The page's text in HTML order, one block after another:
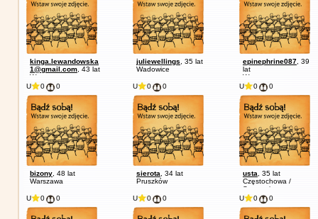
kinga.lewandowska
1@gmail.com , 43 lat
Warszawa
juliewellings , 35 lat
Wadowice
epinephrine087 , 39
lat
Warszawa
U
0 0
bizony , 48 lat
Warszawa
U 0 0
sierota , 34 lat
Pruszków
U 0 0
usta , 35 lat
Częstochowa /
Sosnowiec
U
0 0 U 0 0 U 0 0